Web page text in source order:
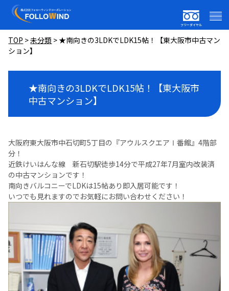
フリーダイヤル
TOP >未分類 >★南向きの3LDKでLDK15帖！【東大阪市中古マン
ション】
★南向きの3LDKでLDK15帖！【東大阪市
中古マンション】
大阪府東大阪市中石切町5丁目の『アウルスクエアⅠ番館』4階部
分！
近鉄けいはんな線 新石切駅徒歩14分で平成27年7月室内改装済
の中古マンションです！
南向きバルコニーでLDKは15帖あり即入居可能です！
いつでも見れますのでお気軽にお問い合わせください！